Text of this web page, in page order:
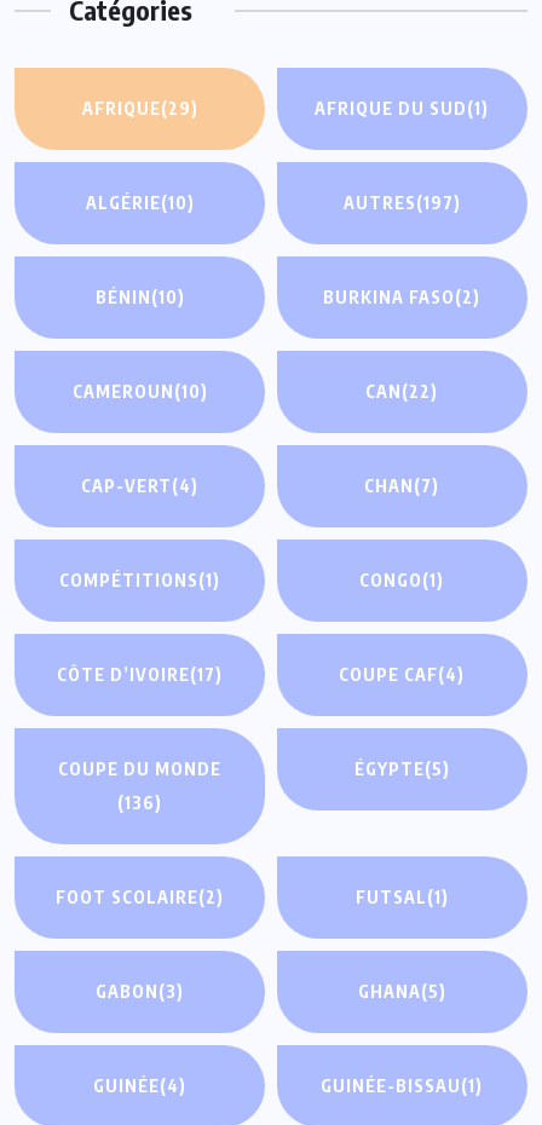
Catégories
AFRIQUE(29) AFRIQUE DU SUD(1)
ALGÉRIE(10) AUTRES(197)
BÉNIN(10) BURKINA FASO(2)
CAMEROUN(10) CAN(22)
CAP-VERT(4) CHAN(7)
COMPÉTITIONS(1) CONGO(1)
CÔTE D’IVOIRE(17) COUPE CAF(4)
COUPE DU MONDE
(136)
ÉGYPTE(5)
FOOT SCOLAIRE(2) FUTSAL(1)
GABON(3) GHANA(5)
GUINÉE(4) GUINÉE-BISSAU(1)